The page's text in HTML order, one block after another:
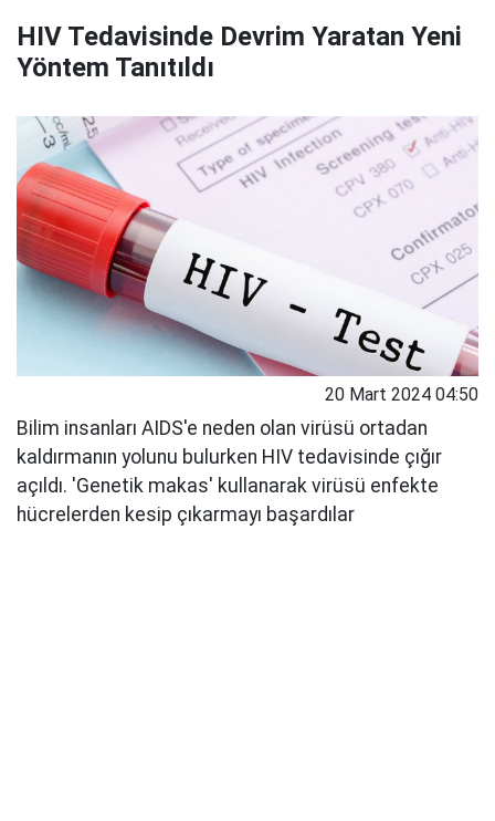
HIV Tedavisinde Devrim Yaratan Yeni
Yöntem Tanıtıldı
20 Mart 2024 04:50
Bilim insanları AIDS'e neden olan virüsü ortadan
kaldırmanın yolunu bulurken HIV tedavisinde çığır
açıldı. 'Genetik makas' kullanarak virüsü enfekte
hücrelerden kesip çıkarmayı başardılar